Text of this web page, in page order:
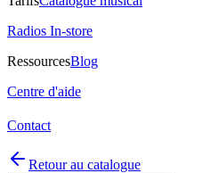
Radios In-store
RessourcesBlog
Centre d'aide
Contact
Retour au catalogue